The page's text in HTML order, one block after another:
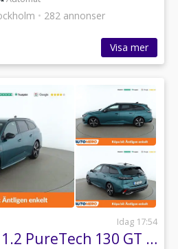
• 282 annonser
Visa mer
Idag 17:54
Peugeot 308 sw 1.2 PureTech 130 GT / Backkamera, GPS, PDC